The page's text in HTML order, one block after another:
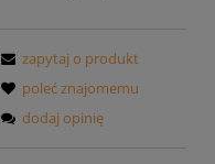
zapytaj o produkt
poleć znajomemu
dodaj opinię